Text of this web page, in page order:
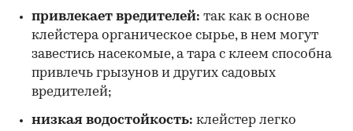
привлекает вредителей: так как в основе
клейстера органическое сырье, в нем могут
завестись насекомые, а тара с клеем способна
привлечь грызунов и других садовых
вредителей;
низкая водостойкость: клейстер легко